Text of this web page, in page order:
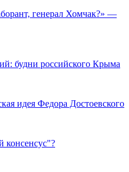
генерал Хомчак?» —
будни российского Крыма
идея Федора Достоевского
консенсус"?